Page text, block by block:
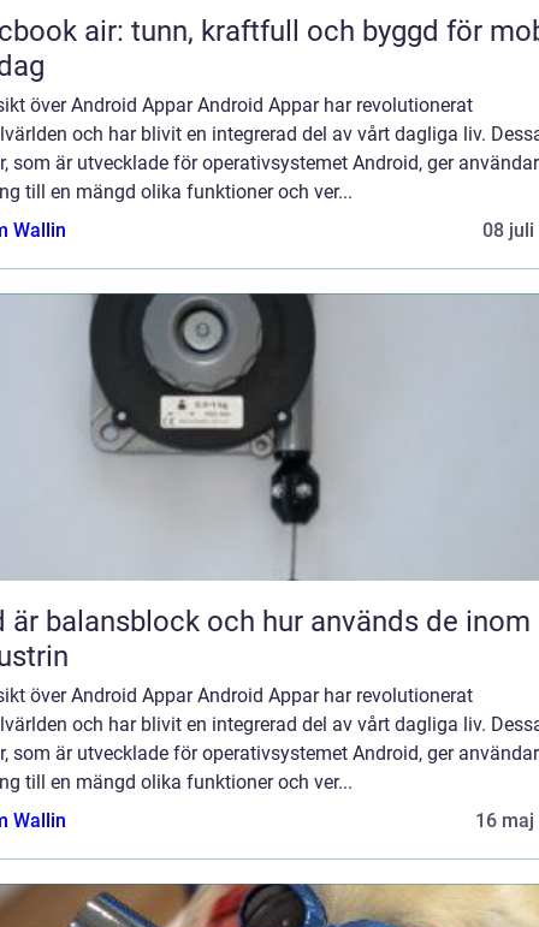
air: tunn, kraftfull och byggd för
över Android Appar Android Appar har revolutionerat
och har blivit en integrerad del av vårt dagliga liv.
som är utvecklade för operativsystemet Android, ger
till en mängd olika funktioner och ver...
Wallin
08 juli
är balansblock och hur används de inom
över Android Appar Android Appar har revolutionerat
och har blivit en integrerad del av vårt dagliga liv.
som är utvecklade för operativsystemet Android, ger
till en mängd olika funktioner och ver...
Wallin
16 maj